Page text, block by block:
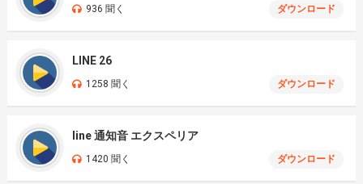
936 聞く ダウンロード
LINE 26
1258 聞く ダウンロード
line 通知音 エクスペリア
1420 聞く ダウンロード